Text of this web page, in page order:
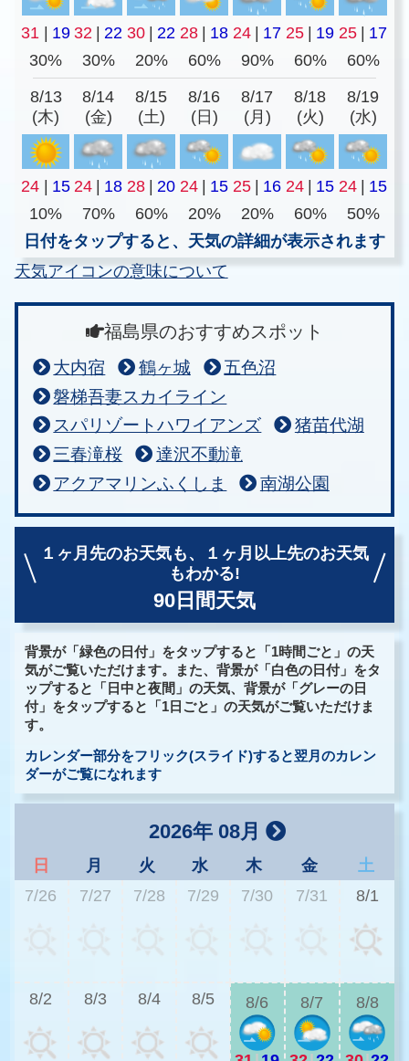
31 | 19 32 | 22 30 | 22 28 | 18 24 | 17 25 | 19 25 | 17
30%
30% 20% 60% 90% 60% 60%
8/13
(木)
8/14
(金)
8/15
(土)
8/16
(日)
8/17
(月)
8/18
(火)
8/19
(水)
24 | 15 24 | 18 28 | 20 24 | 15 25 | 16 24 | 15 24 | 15
10%
70% 60% 20% 20% 60%
50%
日付をタップすると、天気の詳細が表示されます
天気アイコンの意味について
福島県のおすすめスポット
大内宿 鶴ヶ城
五色沼
磐梯吾妻スカイライン
スパリゾートハワイアンズ
猪苗代湖
三春滝桜
達沢不動滝
アクアマリンふくしま
南湖公園
１ヶ月先のお天気も、
１ヶ月以上先のお天気
もわかる!
90日間天気
背景が「緑色の日付」をタップすると「1時間ごと」の天
気がご覧いただけます。また、背景が「白色の日付」をタ
ップすると「日中と夜間」の天気、背景が「グレーの日
付」をタップすると「1日ごと」の天気がご覧いただけま
す。
カレンダー部分をフリック(スライド)すると翌月のカレン
ダーがご覧になれます
2026年 08月
日 月 火 水 木 金
土
7/26
7/27 7/28 7/29 7/30 7/31 8/1
8/2 8/3 8/4 8/5 8/6 8/7 8/8